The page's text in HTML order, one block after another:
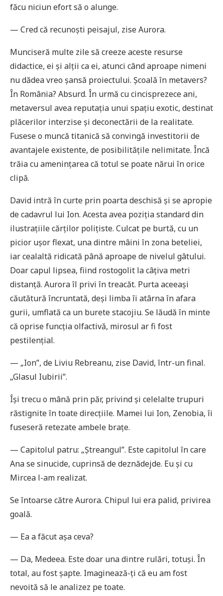
făcu niciun efort să o alunge.
— Cred că recunoști peisajul, zise Aurora.
Munciseră multe zile să creeze aceste resurse
didactice, ei și alții ca ei, atunci când aproape nimeni
nu dădea vreo șansă proiectului. Școală în metavers?
În România? Absurd. În urmă cu cincisprezece ani,
metaversul avea reputația unui spațiu exotic, destinat
plăcerilor interzise și deconectării de la realitate.
Fusese o muncă titanică să convingă investitorii de
avantajele existente, de posibilitățile nelimitate. Încă
trăia cu amenințarea că totul se poate nărui în orice
clipă.
David intră în curte prin poarta deschisă și se apropie
de cadavrul lui Ion. Acesta avea poziția standard din
ilustrațiile cărților polițiste. Culcat pe burtă, cu un
picior ușor flexat, una dintre mâini în zona beteliei,
iar cealaltă ridicată până aproape de nivelul gâtului.
Doar capul lipsea, fiind rostogolit la câțiva metri
distanță. Aurora îl privi în treacăt. Purta aceeași
căutătură încruntată, deși limba îi atârna în afara
gurii, umflată ca un burete stacojiu. Se lăudă în minte
că oprise funcția olfactivă, mirosul ar fi fost
pestilențial.
— „Ion”, de Liviu Rebreanu, zise David, într-un final.
„Glasul Iubirii”.
Își trecu o mână prin păr, privind și celelalte trupuri
răstignite în toate direcțiile. Mamei lui Ion, Zenobia, îi
fuseseră retezate ambele brațe.
— Capitolul patru: „Ștreangul”. Este capitolul în care
Ana se sinucide, cuprinsă de deznădejde. Eu și cu
Mircea l-am realizat.
Se întoarse către Aurora. Chipul lui era palid, privirea
goală.
— Ea a făcut așa ceva?
— Da, Medeea. Este doar una dintre rulări, totuși. În
total, au fost șapte. Imaginează-ți că eu am fost
nevoită să le analizez pe toate.